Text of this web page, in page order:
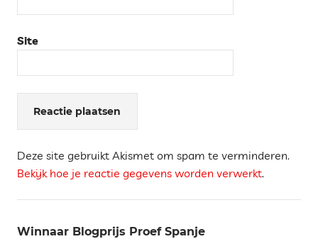
Site
Deze site gebruikt Akismet om spam te verminderen.
Bekijk hoe je reactie gegevens worden verwerkt.
Winnaar Blogprijs Proef Spanje